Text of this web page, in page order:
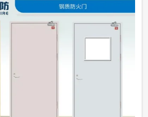
止随意改装：不得擅自对防火门进行改
如...